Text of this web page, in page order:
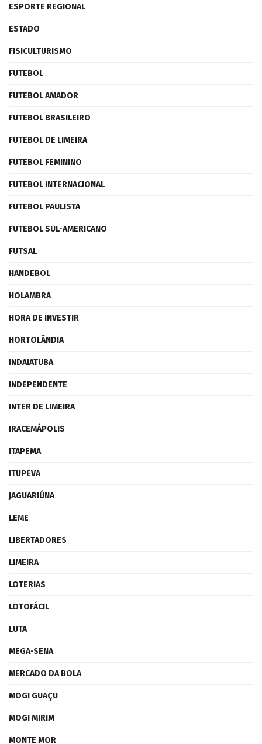
ESPORTE REGIONAL
ESTADO
FISICULTURISMO
FUTEBOL
FUTEBOL AMADOR
FUTEBOL BRASILEIRO
FUTEBOL DE LIMEIRA
FUTEBOL FEMININO
FUTEBOL INTERNACIONAL
FUTEBOL PAULISTA
FUTEBOL SUL-AMERICANO
FUTSAL
HANDEBOL
HOLAMBRA
HORA DE INVESTIR
HORTOLÂNDIA
INDAIATUBA
INDEPENDENTE
INTER DE LIMEIRA
IRACEMÁPOLIS
ITAPEMA
ITUPEVA
JAGUARIÚNA
LEME
LIBERTADORES
LIMEIRA
LOTERIAS
LOTOFÁCIL
LUTA
MEGA-SENA
MERCADO DA BOLA
MOGI GUAÇU
MOGI MIRIM
MONTE MOR